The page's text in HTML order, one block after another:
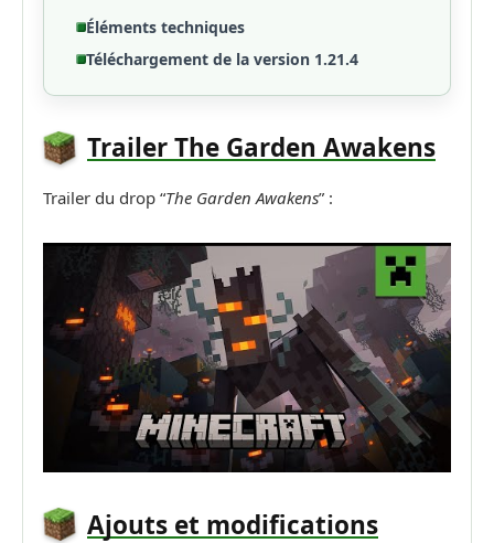
Éléments techniques
Téléchargement de la version 1.21.4
Trailer The Garden Awakens
Trailer du drop “The Garden Awakens” :
Ajouts et modifications